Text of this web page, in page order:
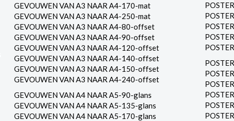
GEVOUWEN VAN A3 NAAR A4-170-mat
GEVOUWEN VAN A3 NAAR A4-250-mat
GEVOUWEN VAN A3 NAAR A4-80-offset
GEVOUWEN VAN A3 NAAR A4-90-offset
GEVOUWEN VAN A3 NAAR A4-120-offset
GEVOUWEN VAN A3 NAAR A4-140-offset
GEVOUWEN VAN A3 NAAR A4-150-offset
GEVOUWEN VAN A3 NAAR A4-240-offset
GEVOUWEN VAN A4 NAAR A5-90-glans
GEVOUWEN VAN A4 NAAR A5-135-glans
GEVOUWEN VAN A4 NAAR A5-170-glans